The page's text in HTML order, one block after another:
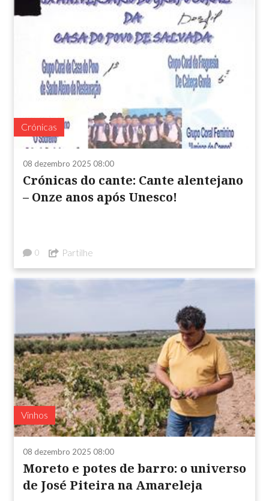
Crónicas
08 dezembro 2025 08:00
Crónicas do cante: Cante alentejano
– Onze anos após Unesco!
0 Partilhe
Vinhos
08 dezembro 2025 08:00
Moreto e potes de barro: o universo
de José Piteira na Amareleja